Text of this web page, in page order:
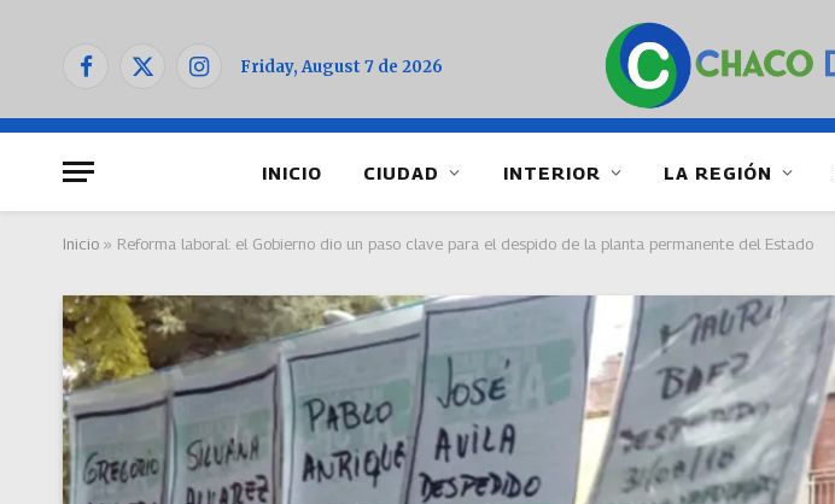
Facebook
X
InstagramFriday, August 7 de 2026
INICIO CIUDAD INTERIOR LA REGIÓN
Inicio » Reforma laboral: el Gobierno dio un paso clave para el despido de la planta permanente del Estado